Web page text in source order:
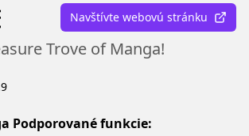
Navštívte webovú stránku
Trove of Manga!
Podporované funkcie: